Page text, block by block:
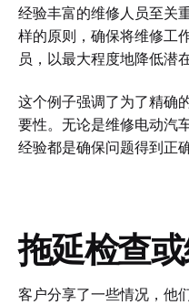
经验丰富的维修人员至关
样的原则，确保将维修工
员，以最大程度地降低潜
这个例子强调了为了精确
要性。无论是维修电动汽
经验都是确保问题得到正
拖延检查
客户分享了一些情况，他